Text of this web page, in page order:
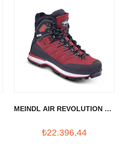
MEINDL AIR REVOLUTION 4.4
₺22.396,44